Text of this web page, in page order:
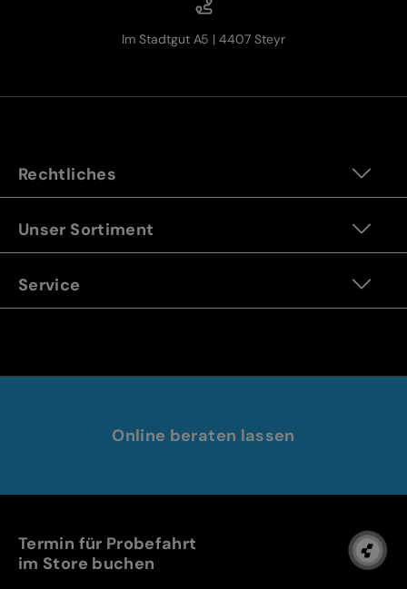
Im Stadtgut A5 | 4407 Steyr
Rechtliches
Unser Sortiment
Service
Online beraten lassen
Termin für Probefahrt
im Store buchen